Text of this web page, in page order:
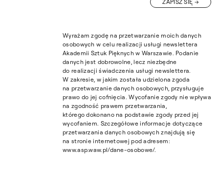
ZAPISZ SIĘ
Wyrażam zgodę na przetwarzanie moich danych
osobowych w celu realizacji usługi newslettera
Akademii Sztuk Pięknych w Warszawie. Podanie
danych jest dobrowolne, lecz niezbędne
do realizacji świadczenia usługi newslettera.
W zakresie, w jakim została udzielona zgoda
na przetwarzanie danych osobowych, przysługuje
prawo do jej cofnięcia. Wycofanie zgody nie wpływa
na zgodność prawem przetwarzania,
którego dokonano na podstawie zgody przed jej
wycofaniem. Szczegółowe informacje dotyczące
przetwarzania danych osobowych znajdują się
na stronie internetowej pod adresem:
www.asp.waw.pl/dane-osobowe/.